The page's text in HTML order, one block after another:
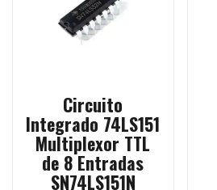
Circuito
Integrado 74LS151
Multiplexor TTL
de 8 Entradas
SN74LS151N